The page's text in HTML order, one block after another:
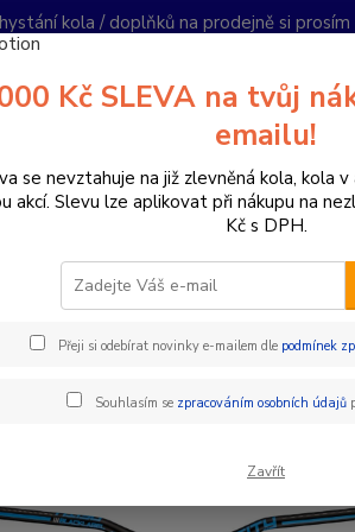
kola / doplňků na prodejně si
Hledat
ŘÍDÍTKA
Kč SLEVA na tvůj
emailu!
se nevztahuje na již zlevněná kola, kola
akcí. Slevu lze aplikovat při nákupu na
Kč s DPH.
Přeji si odebírat novinky e-mailem dle podmínek
Souhlasím se zpracováním osobních údajů
Zavřít